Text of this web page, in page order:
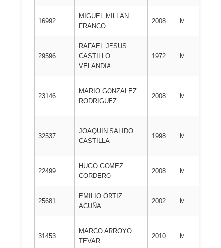
16992
MIGUEL MILLAN
FRANCO
2008 M
29596
RAFAEL JESUS
CASTILLO
VELANDIA
1972 M
23146
MARIO GONZALEZ
RODRIGUEZ
2008 M
32537
JOAQUIN SALIDO
CASTILLA
1998 M
22499
HUGO GOMEZ
CORDERO
2008 M
25681
EMILIO ORTIZ
ACUÑA
2002 M
31453
MARCO ARROYO
TEVAR
2010 M